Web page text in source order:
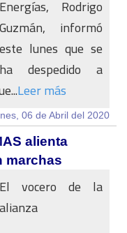
Energías, Rodrigo
Guzmán, informó
este lunes que se
ha despedido a
Leer más
06 de Abril del 2020
alienta
marchas
El vocero de la
alianza